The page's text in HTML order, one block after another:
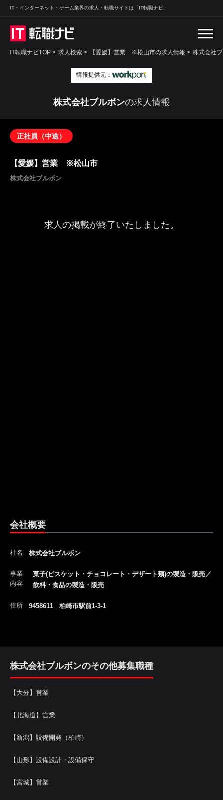
IT・インターネット・ゲーム業界の求人・転職サイトは「IT転職ナビ」
IT転職ナビTOP > 求人検索 > 【愛媛】営業 ※松山市の求人情報 > 株式会社
情報提供元：
株式会社ブルボンの求人情報
正社員（中途）
【愛媛】営業 ※松山市
株式会社ブルボン
求人の掲載が終了いたしました。
会社概要
社名 株式会社ブルボン
事業
内容
菓子(ビスケット・チョコレート・デザート類)の製造・販売／
飲料・食品の製造・販売
住所 9458611 柏崎市駅前1-3-1
株式会社ブルボンのその他募集職種
【大分】営業
【北海道】営業
【新潟】設備開発（柏崎）
【山形】設備設計・設備保守
【宮城】営業